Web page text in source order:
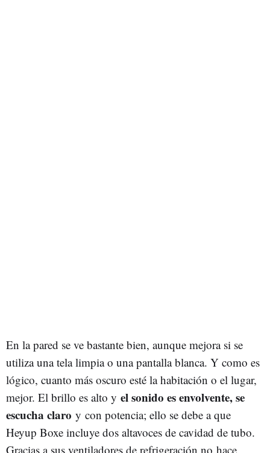
En la pared se ve bastante bien, aunque mejora si se
utiliza una tela limpia o una pantalla blanca. Y como es
lógico, cuanto más oscuro esté la habitación o el lugar,
mejor. El brillo es alto y el sonido es envolvente, se
escucha claro y con potencia; ello se debe a que
Heyup Boxe incluye dos altavoces de cavidad de tubo.
Gracias a sus ventiladores de refrigeración no hace